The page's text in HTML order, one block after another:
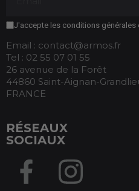
J'accepte les conditions
Email : contact@armos.fr
Tel : 02 55 07 01 55
26 avenue de la Forêt
44860 Saint-Aignan-
FRANCE
RÉSEAUX
SOCIAUX